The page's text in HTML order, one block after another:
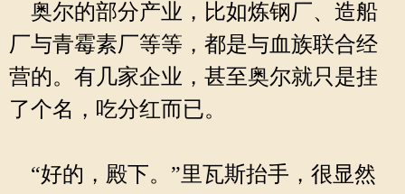
奥尔的部分产业，比如炼钢厂、造船
厂与青霉素厂等等，都是与血族联合经
营的。有几家企业，甚至奥尔就只是挂
了个名，吃分红而已。
“好的，殿下。”里瓦斯抬手，很显然